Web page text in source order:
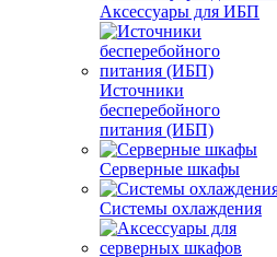
Аксессуары для ИБП
Источники
бесперебойного
питания (ИБП)
Серверные шкафы
Системы охлаждения